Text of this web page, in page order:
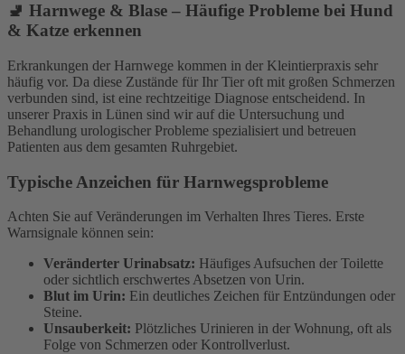
🚽 Harnwege & Blase – Häufige Probleme bei Hund
& Katze erkennen
Erkrankungen der Harnwege kommen in der Kleintierpraxis sehr
häufig vor. Da diese Zustände für Ihr Tier oft mit großen Schmerzen
verbunden sind, ist eine rechtzeitige Diagnose entscheidend. In
unserer Praxis in Lünen sind wir auf die Untersuchung und
Behandlung urologischer Probleme spezialisiert und betreuen
Patienten aus dem gesamten Ruhrgebiet.
Typische Anzeichen für Harnwegsprobleme
Achten Sie auf Veränderungen im Verhalten Ihres Tieres. Erste
Warnsignale können sein:
Veränderter Urinabsatz: Häufiges Aufsuchen der Toilette
oder sichtlich erschwertes Absetzen von Urin.
Blut im Urin: Ein deutliches Zeichen für Entzündungen oder
Steine.
Unsauberkeit: Plötzliches Urinieren in der Wohnung, oft als
Folge von Schmerzen oder Kontrollverlust.